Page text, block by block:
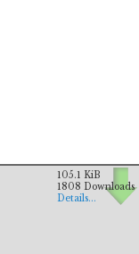
105.1 KiB
1808 Downloads
Details...